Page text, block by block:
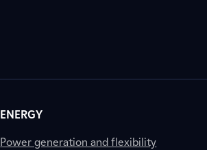
ENERGY
Power generation and flexibility